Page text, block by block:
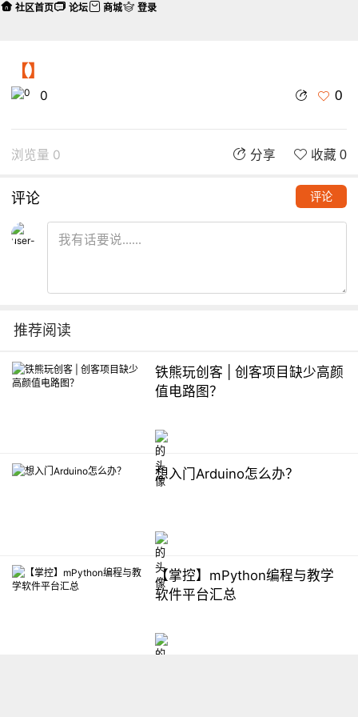
【】
0 0
浏览量 0 分享 收藏 0
评论 评论
推荐阅读
铁熊玩创客 | 创客项目缺少高颜
值电路图？
想入门Arduino怎么办？
【掌控】mPython编程与教学
软件平台汇总
社区首页 论坛 商城 登录